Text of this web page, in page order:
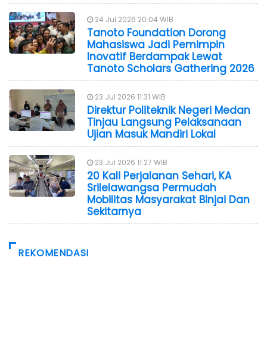
24 Jul 2026 20:04 WIB
Tanoto Foundation Dorong
Mahasiswa Jadi Pemimpin
Inovatif Berdampak Lewat
Tanoto Scholars Gathering 2026
23 Jul 2026 11:31 WIB
Direktur Politeknik Negeri Medan
Tinjau Langsung Pelaksanaan
Ujian Masuk Mandiri Lokal
23 Jul 2026 11:27 WIB
20 Kali Perjalanan Sehari, KA
Srilelawangsa Permudah
Mobilitas Masyarakat Binjai Dan
Sekitarnya
REKOMENDASI